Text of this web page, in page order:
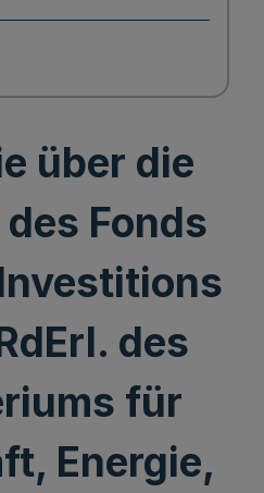
über die
Fonds
des
für
Energie,